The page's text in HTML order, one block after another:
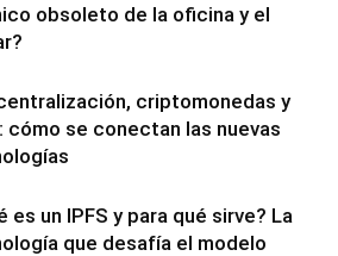
obsoleto de la oficina y el
criptomonedas y
cómo se conectan las nuevas
es un IPFS y para qué sirve? La
que desafía el modelo